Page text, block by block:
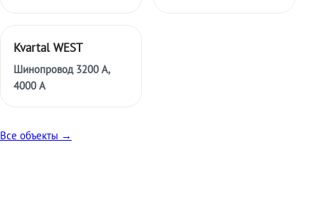
Kvartal WEST
Шинопровод 3200 А,
4000 А
Все объекты →